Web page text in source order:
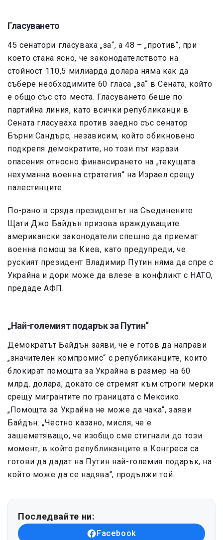
Гласуването
45 сенатори гласуваха „за“, а 48 – „против“, при
което стана ясно, че законодателството на
стойност 110,5 милиарда долара няма как да
събере необходимите 60 гласа „за“ в Сената, който
е общо със сто места. Гласуването беше по
партийна линия, като всички републиканци в
Сената гласуваха против заедно със сенатор
Бърни Сандърс, независим, който обикновено
подкрепя демократите, но този път изрази
опасения относно финансирането на „текущата
нехуманна военна стратегия“ на Израел срещу
палестинците.
По-рано в сряда президентът на Съединените
Щати Джо Байдън призова враждуващите
американски законодатели спешно да приемат
военна помощ за Киев, като предупреди, че
руският президент Владимир Путин няма да спре с
Украйна и дори може да влезе в конфликт с НАТО,
предаде АФП.
„Най-големият подарък за Путин“
Демократът Байдън заяви, че е готов да направи
„значителен компромис“ с републиканците, които
блокират помощта за Украйна в размер на 60
млрд. долара, докато се стремят към строги мерки
срещу мигрантите по границата с Мексико.
„Помощта за Украйна не може да чака“, заяви
Байдън. „Честно казано, мисля, че е
зашеметяващо, че изобщо сме стигнали до този
момент, в който републиканците в Конгреса са
готови да дадат на Путин най-големия подарък, на
който може да се надява“, продължи той.
Последвайте ни:
Facebook